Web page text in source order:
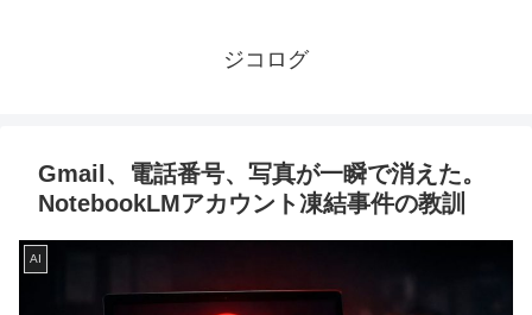
ジコログ
Gmail、電話番号、写真が一瞬で消えた。
NotebookLMアカウント凍結事件の教訓
AI